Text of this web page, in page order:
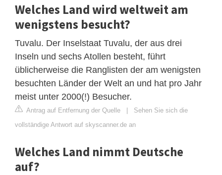
Welches Land wird weltweit am
wenigstens besucht?
Tuvalu. Der Inselstaat Tuvalu, der aus drei
Inseln und sechs Atollen besteht, führt
üblicherweise die Ranglisten der am wenigsten
besuchten Länder der Welt an und hat pro Jahr
meist unter 2000(!) Besucher.
Antrag auf Entfernung der Quelle | Sehen Sie sich die
vollständige Antwort auf skyscanner.de an
Welches Land nimmt Deutsche
auf?